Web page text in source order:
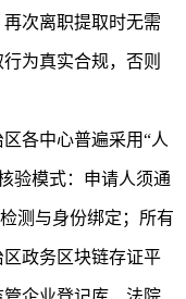
次离职提取时无需
为真实合规，否则
各中心普遍采用“人
验模式：申请人须通
测与身份绑定；所有
区政务区块链存证平